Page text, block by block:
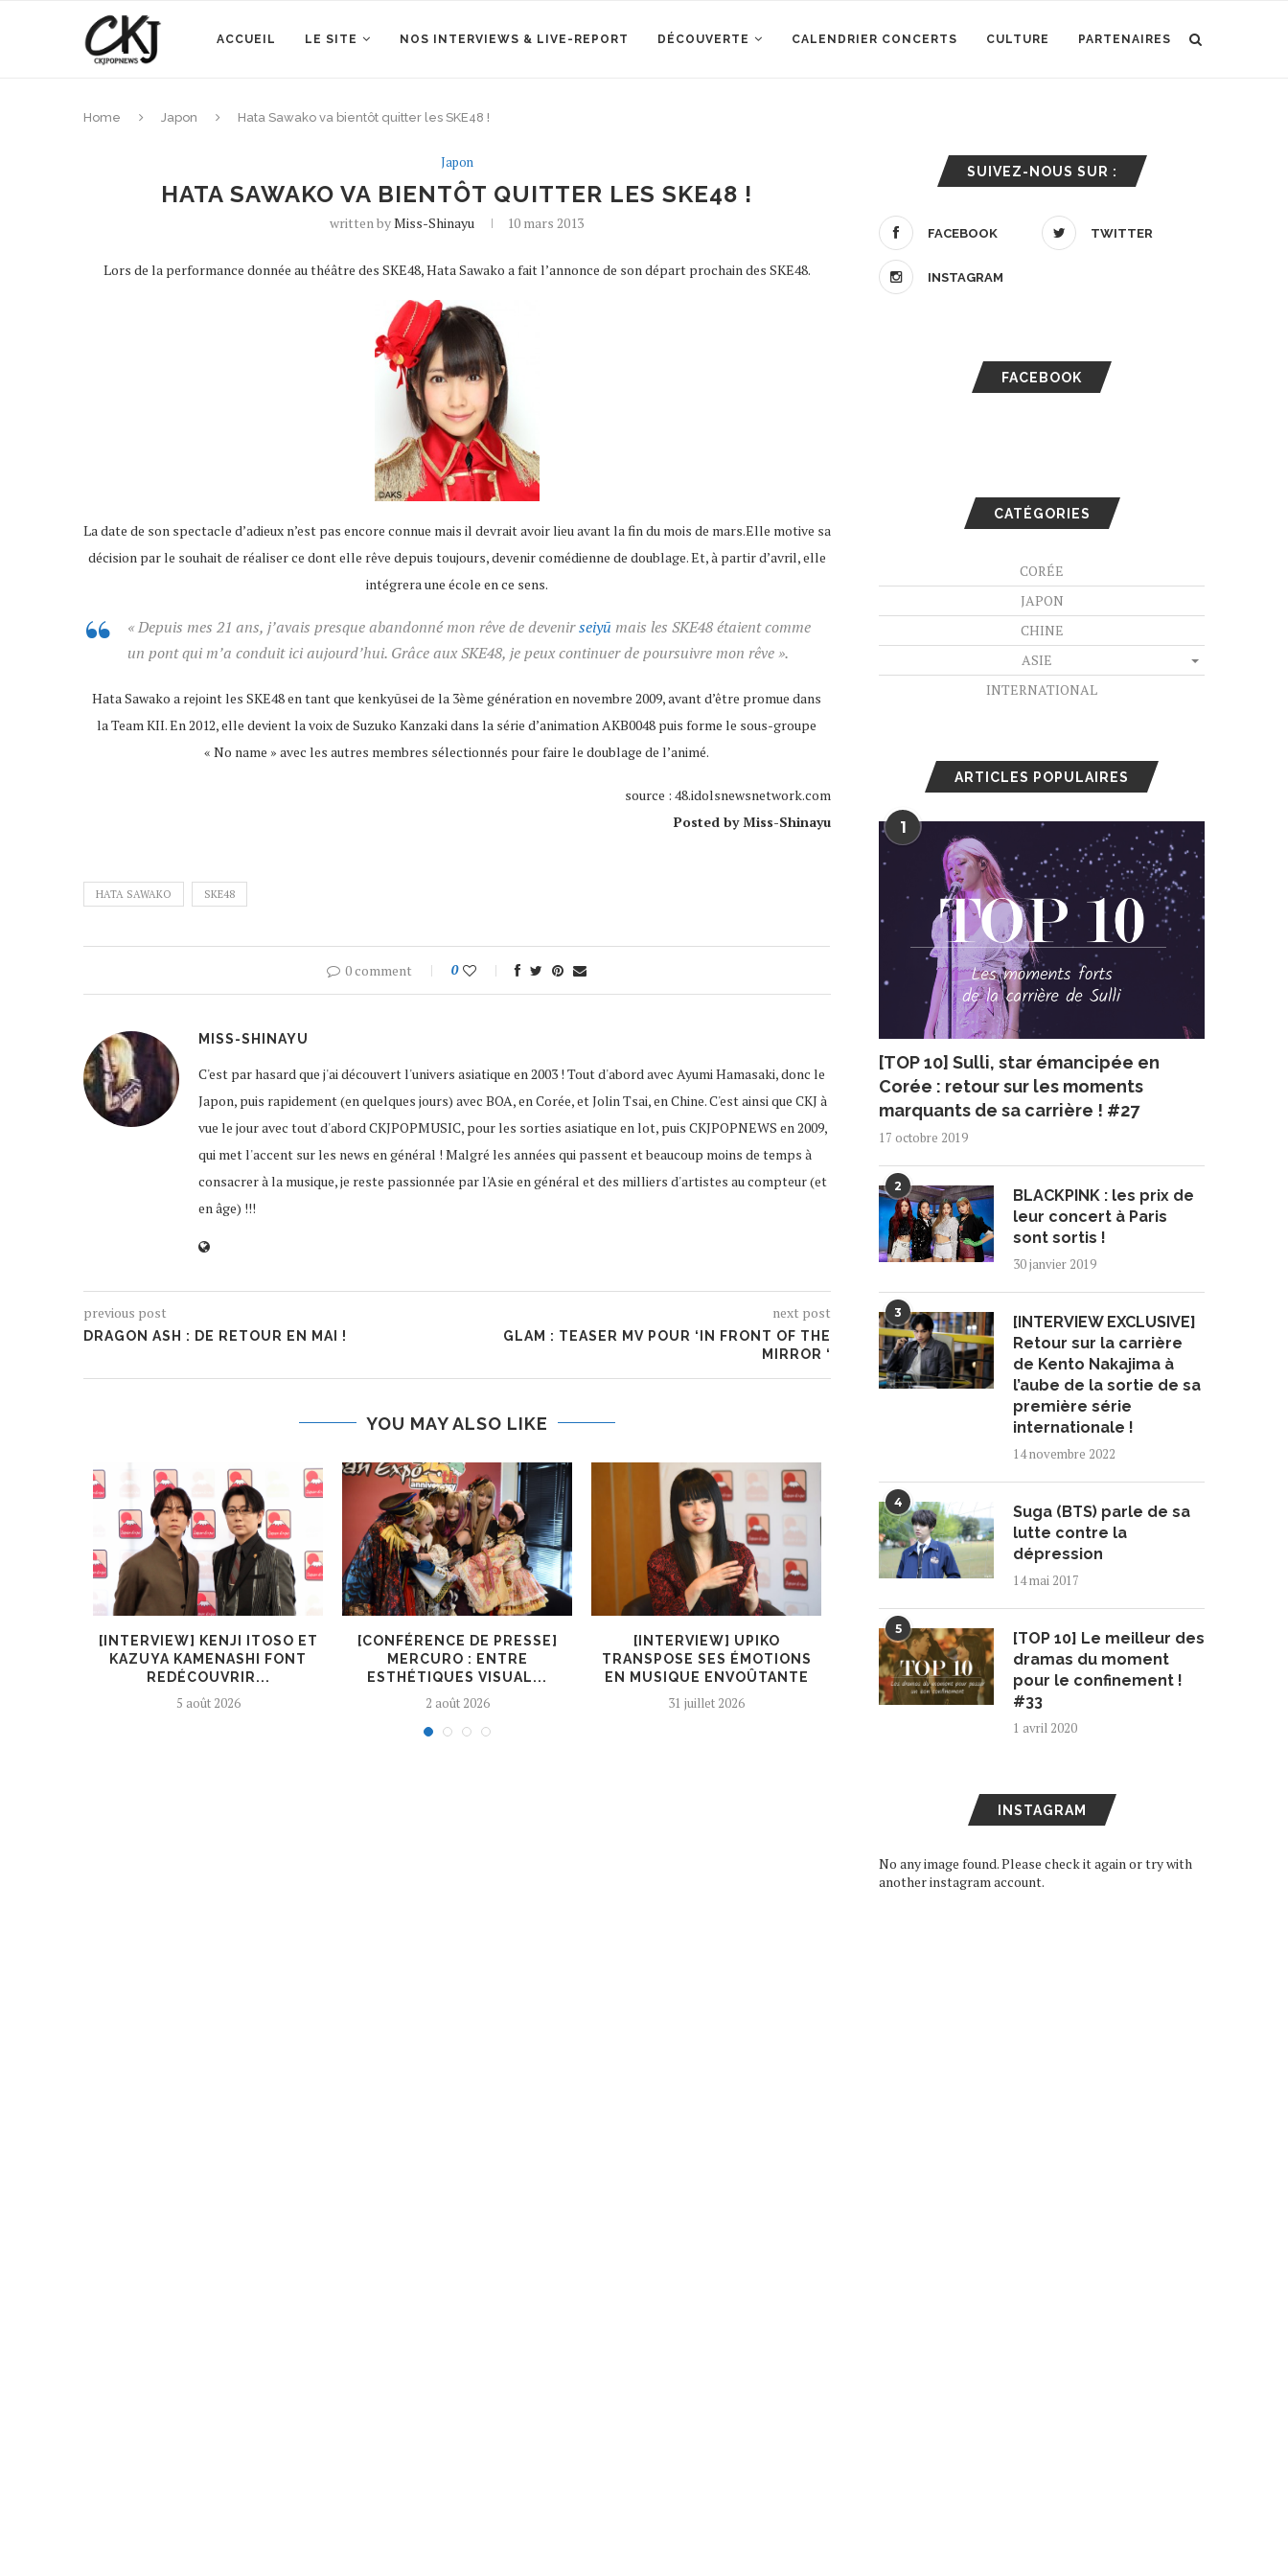
ACCUEIL LE SITE NOS INTERVIEWS & LIVE-REPORT DÉCOUVERTE CALENDRIER CONCERTS CULTURE PARTENAIRES
Home Japon Hata Sawako va bientôt quitter les SKE48 !
Japon
HATA SAWAKO VA BIENTÔT QUITTER LES SKE48 !
written byMiss-Shinayu 10 mars 2013
Lors de la performance donnée au théâtre des SKE48, Hata Sawako a fait l’annonce de son départ prochain des SKE48.
La date de son spectacle d’adieux n’est pas encore connue mais il devrait avoir lieu avant la fin du mois de mars.Elle motive sa
décision par le souhait de réaliser ce dont elle rêve depuis toujours, devenir comédienne de doublage. Et, à partir d’avril, elle
intégrera une école en ce sens.
« Depuis mes 21 ans, j’avais presque abandonné mon rêve de devenirseiyū mais les SKE48 étaient comme
un pont qui m’a conduit ici aujourd’hui. Grâce aux SKE48, je peux continuer de poursuivre mon rêve ».
Hata Sawako a rejoint les SKE48 en tant que kenkyūsei de la 3ème génération en novembre 2009, avant d’être promue dans
la Team KII. En 2012, elle devient la voix de Suzuko Kanzaki dans la série d’animation AKB0048 puis forme le sous-groupe
« No name » avec les autres membres sélectionnés pour faire le doublage de l’animé.
source : 48.idolsnewsnetwork.com
Posted by Miss-Shinayu
HATA SAWAKO SKE48
0 comment 0
MISS-SHINAYU
C'est par hasard que j'ai découvert l'univers asiatique en 2003 ! Tout d'abord avec Ayumi Hamasaki, donc le
Japon, puis rapidement (en quelques jours) avec BOA, en Corée, et Jolin Tsai, en Chine. C'est ainsi que CKJ à
vue le jour avec tout d'abord CKJPOPMUSIC, pour les sorties asiatique en lot, puis CKJPOPNEWS en 2009,
qui met l'accent sur les news en général ! Malgré les années qui passent et beaucoup moins de temps à
consacrer à la musique, je reste passionnée par l'Asie en général et des milliers d'artistes au compteur (et
en âge) !!!
previous post
DRAGON ASH : DE RETOUR EN MAI !
next post
GLAM : TEASER MV POUR ‘IN FRONT OF THE
MIRROR ‘
YOU MAY ALSO LIKE
[INTERVIEW] KENJI ITOSO ET
KAZUYA KAMENASHI FONT
REDÉCOUVRIR...
5 août 2026
[CONFÉRENCE DE PRESSE]
MERCURO : ENTRE
ESTHÉTIQUES VISUAL...
2 août 2026
[INTERVIEW] UPIKO
TRANSPOSE SES ÉMOTIONS
EN MUSIQUE ENVOÛTANTE
31 juillet 2026
[INTERVIEW] ≠ME (NOT EQUAL
ME), ONZE PERSONNALITÉS
AU...
29 juillet 2026
[INTERVIEW] UMIKUN
JAPAN EXPO : UNE
27 juillet 2026
SUIVEZ-NOUS SUR :
FACEBOOK TWITTER
INSTAGRAM
FACEBOOK
CATÉGORIES
CORÉE
JAPON
CHINE
ASIE
INTERNATIONAL
ARTICLES POPULAIRES
1
[TOP 10] Sulli, star émancipée en
Corée : retour sur les moments
marquants de sa carrière ! #27
17 octobre 2019
2
BLACKPINK : les prix de
leur concert à Paris
sont sortis !
30 janvier 2019
3
[INTERVIEW EXCLUSIVE]
Retour sur la carrière
de Kento Nakajima à
l’aube de la sortie de sa
première série
internationale !
14 novembre 2022
4
Suga (BTS) parle de sa
lutte contre la
dépression
14 mai 2017
5
[TOP 10] Le meilleur des
dramas du moment
pour le confinement !
#33
1 avril 2020
INSTAGRAM
No any image found. Please check it again or try with
another instagram account.